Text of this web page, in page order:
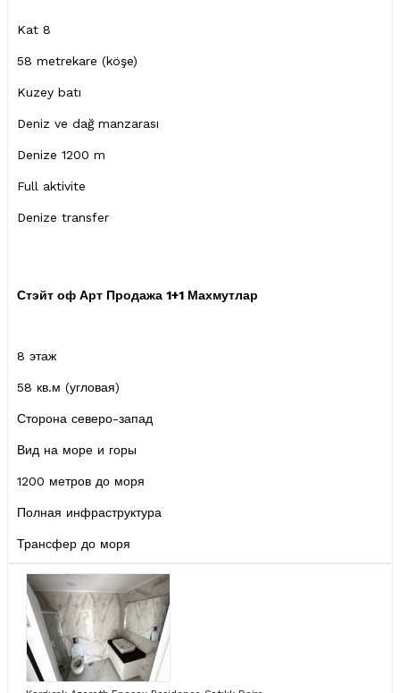
Kat 8
58 metrekare (köşe)
Kuzey batı
Deniz ve dağ manzarası
Denize 1200 m
Full aktivite
Denize transfer
Стэйт оф Арт Продажа 1+1 Махмутлар
8 этаж
58 кв.м (угловая)
Сторона северо-запад
Вид на море и горы
1200 метров до моря
Полная инфраструктура
Трансфер до моря